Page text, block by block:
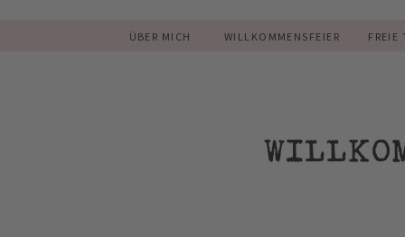
ÜBER MICH WILLKOMMENSFEIER FREIE